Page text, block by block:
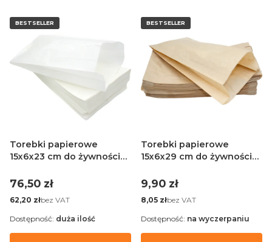
BESTSELLER
Torebki papierowe
15x6x23 cm do żywności
Cena
76,50 zł
Cena
62,20 złbez VAT
Dostępność: duża ilość
BESTSELLER
Torebki papierowe
15x6x29 cm do żywności
Cena
9,90 zł
Cena
8,05 złbez VAT
Dostępność: na wyczerpaniu